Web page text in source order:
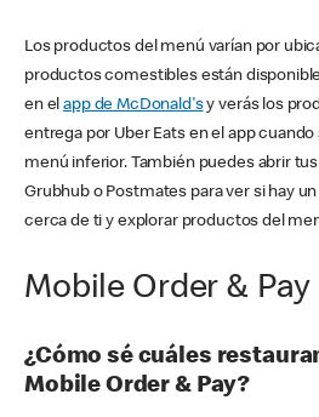
Los productos del menú varían por
productos comestibles están
en elapp de McDonald'sy verás los
entrega por Uber Eats en el app cuando
menú inferior. También puedes abrir
Grubhub o Postmates para ver si hay
cerca de ti y explorar productos del
Mobile Order & Pay
¿Cómo sé cuáles
Mobile Order & Pay?